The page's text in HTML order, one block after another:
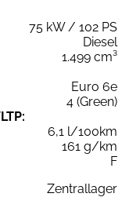
75 kW / 102 PS
Diesel
1.499 cm³
Euro 6e
4 (Green)
6,1 l/100km
161 g/km
F
Zentrallager